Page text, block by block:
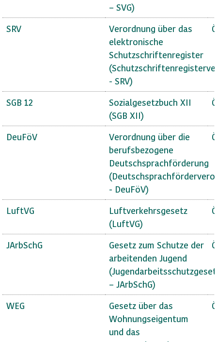
– SVG)
SRV
Verordnung über das
elektronische
Schutzschriftenregister
- SRV)
SGB 12
Sozialgesetzbuch XII
(SGB XII)
DeuFöV
Verordnung über die
berufsbezogene
Deutschsprachförderung
- DeuFöV)
LuftVG
Luftverkehrsgesetz
(LuftVG)
JArbSchG
Gesetz zum Schutze der
arbeitenden Jugend
– JArbSchG)
WEG
Gesetz über das
Wohnungseigentum
und das